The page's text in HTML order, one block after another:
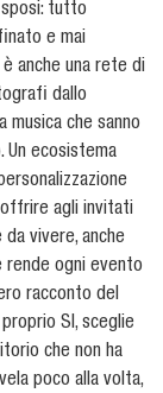
tutto
e mai
anche una rete di
dallo
che sanno
Un ecosistema
offrire agli invitati
vivere, anche
rende ogni evento
racconto del
SI, sceglie
che non ha
poco alla volta,